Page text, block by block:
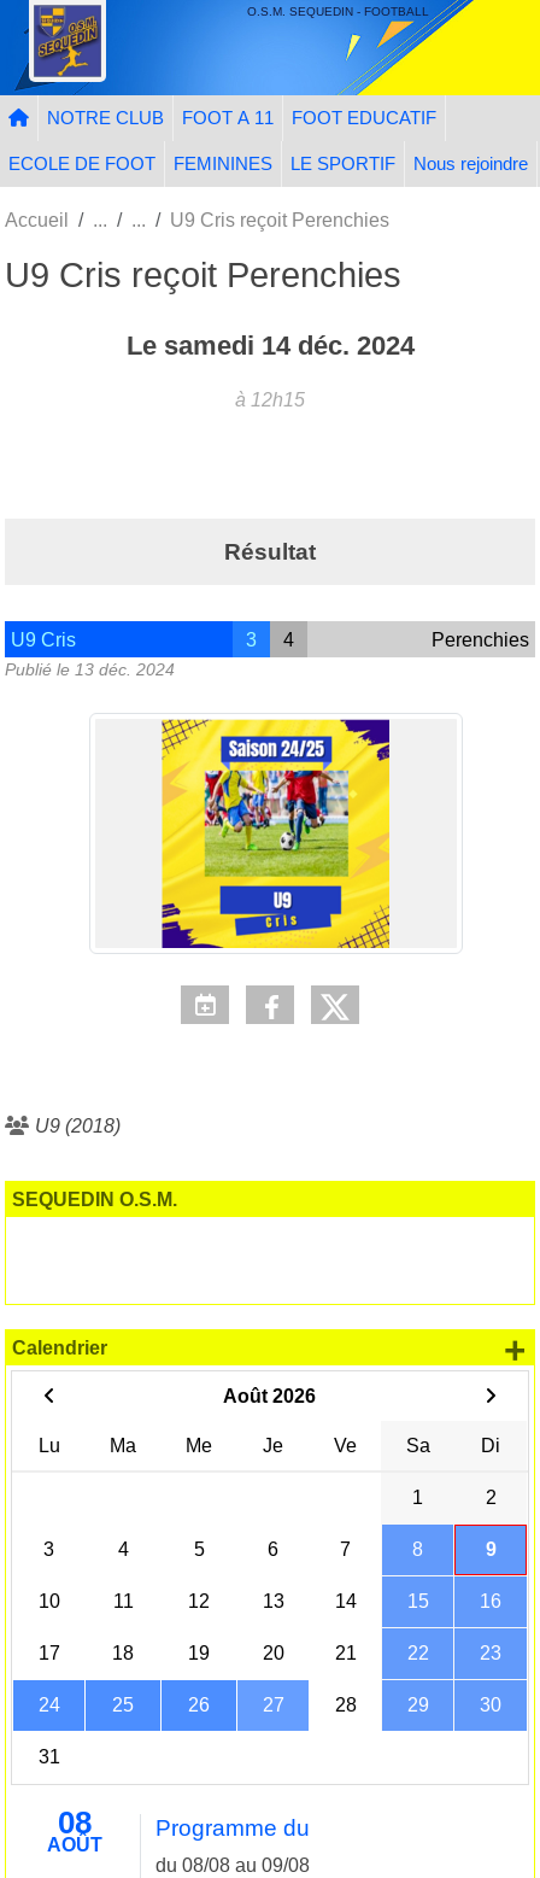
O.S.M. SEQUEDIN - FOOTBALL
NOTRE CLUB FOOT A 11 FOOT EDUCATIF
ECOLE DE FOOT FEMININES LE SPORTIF Nous rejoindre
Accueil U9 Cris reçoit Perenchies
U9 Cris reçoit Perenchies
Le samedi 14 déc. 2024
à 12h15
Résultat
U9 Cris 3 4 Perenchies
Publié le 13 déc. 2024
U9 (2018)
SEQUEDIN O.S.M.
Calendrier
Août 2026
Lu Ma Me Je Ve Sa Di
1 2
3 4 5 6 7 8 9
10 11 12 13 14 15 16
17 18 19 20 21 22 23
24 25 26 27 28 29 30
31
08
AOÛT
Programme du
du 08/08 au 09/08
+
Panneau de gestion des cookies